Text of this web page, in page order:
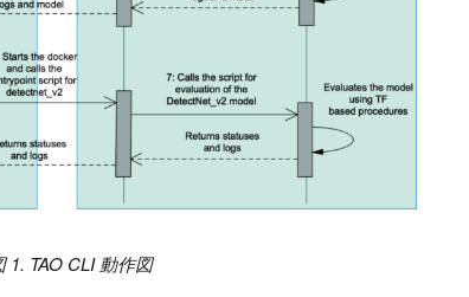
1. TAO CLI 動作図